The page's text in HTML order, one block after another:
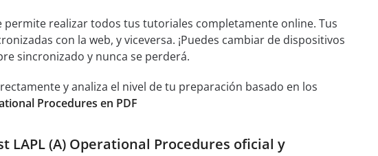
realizar todos tus tutoriales completamente online. Tus
con la web, y viceversa. ¡Puedes cambiar de dispositivos
sincronizado y nunca se perderá.
y analiza el nivel de tu preparación basado en los
Procedures en PDF
LAPL (A) Operational Procedures oficial y